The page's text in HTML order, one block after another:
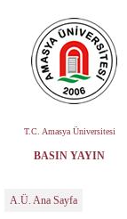
T.C. Amasya Üniversitesi
BASIN YAYIN
A.Ü. Ana Sayfa